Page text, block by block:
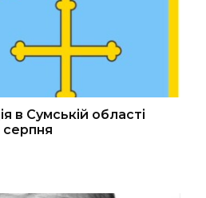
в Сумській області
серпня